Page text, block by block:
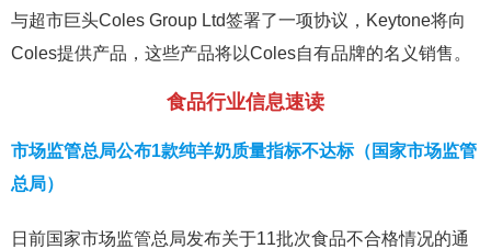
与超市巨头Coles Group Ltd签署了一项协议，Keytone将向
Coles提供产品，这些产品将以Coles自有品牌的名义销售。
食品行业信息速读
市场监管总局公布1款纯羊奶质量指标不达标（国家市场监管
总局）
日前国家市场监管总局发布关于11批次食品不合格情况的通